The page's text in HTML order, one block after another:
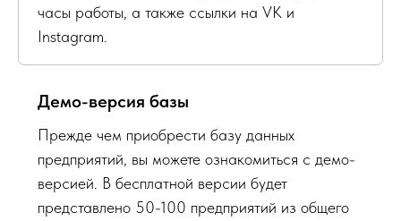
часы работы, а также ссылки на VK и
Instagram.
Демо-версия базы
Прежде чем приобрести базу данных
предприятий, вы можете ознакомиться с демо-
версией. В бесплатной версии будет
представлено 50-100 предприятий из общего